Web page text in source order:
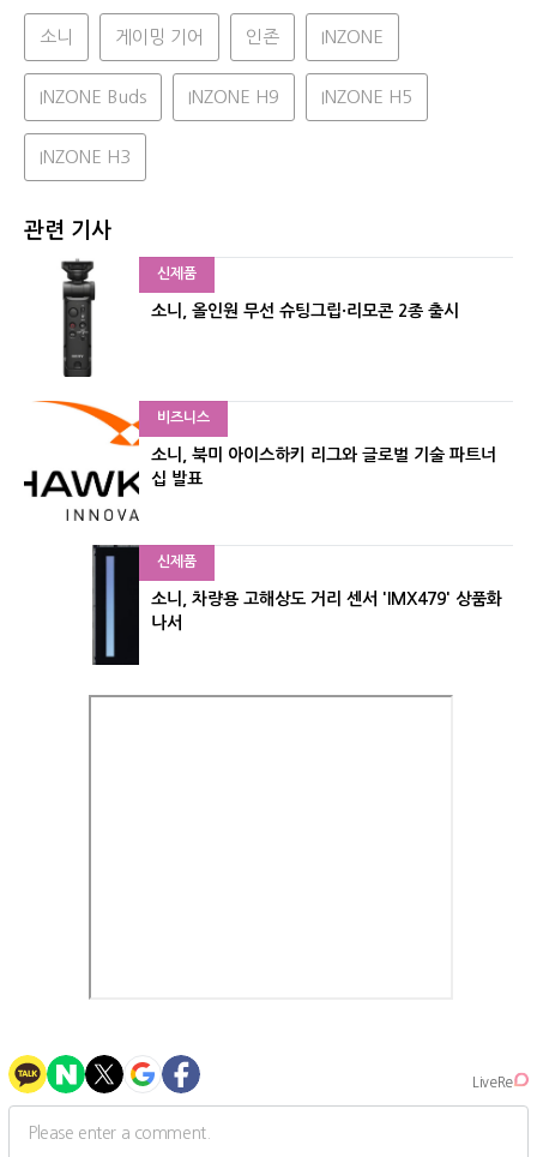
소니 게이밍 기어 인존 INZONE
INZONE Buds INZONE H9 INZONE H5
INZONE H3
관련 기사
신제품
소니, 올인원 무선 슈팅그립·리모콘 2종 출시
비즈니스
소니, 북미 아이스하키 리그와 글로벌 기술 파트너
십 발표
신제품
소니, 차량용 고해상도 거리 센서 'IMX479' 상품화
나서